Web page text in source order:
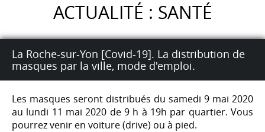
ACTUALITÉ : SANTÉ
La Roche-sur-Yon [Covid-19]. La distribution de
masques par la ville, mode d'emploi.
Les masques seront distribués du samedi 9 mai 2020
au lundi 11 mai 2020 de 9 h à 19h par quartier. Vous
pourrez venir en voiture (drive) ou à pied.